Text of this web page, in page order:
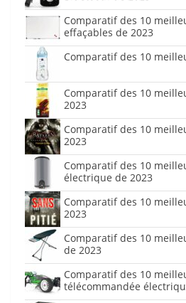
Comparatif des 10
effaçables de 2023
Comparatif des 10
Comparatif des 10
2023
Comparatif des 10
2023
Comparatif des 10
électrique de 2023
Comparatif des 10
2023
Comparatif des 10
de 2023
Comparatif des 10
télécommandée